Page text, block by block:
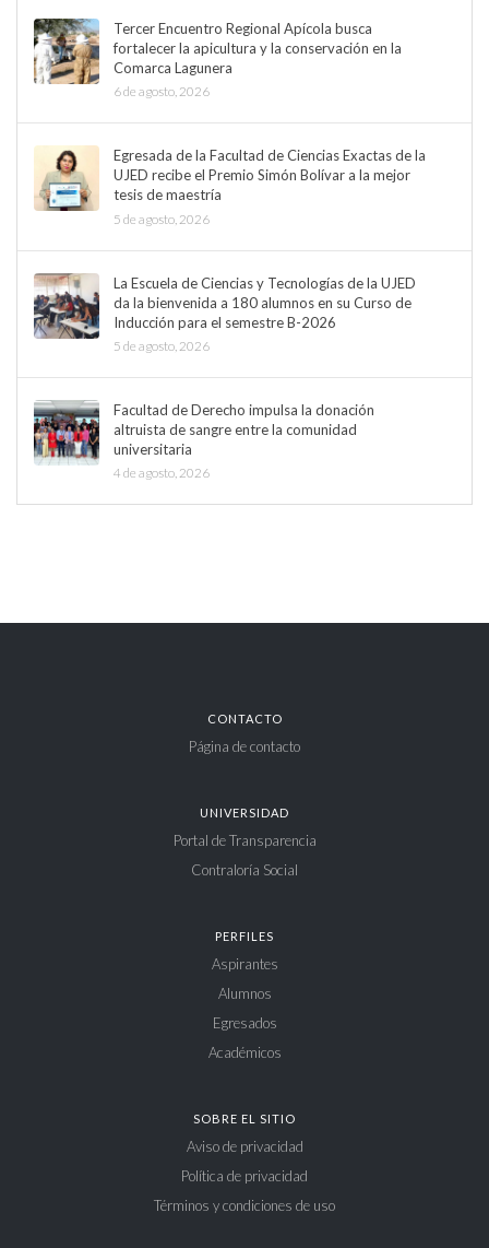
Tercer Encuentro Regional Apícola busca
fortalecer la apicultura y la conservación en la
Comarca Lagunera
6 de agosto, 2026
Egresada de la Facultad de Ciencias Exactas de la
UJED recibe el Premio Simón Bolívar a la mejor
tesis de maestría
5 de agosto, 2026
La Escuela de Ciencias y Tecnologías de la UJED
da la bienvenida a 180 alumnos en su Curso de
Inducción para el semestre B-2026
5 de agosto, 2026
Facultad de Derecho impulsa la donación
altruista de sangre entre la comunidad
universitaria
4 de agosto, 2026
CONTACTO
Página de contacto
UNIVERSIDAD
Portal de Transparencia
Contraloría Social
PERFILES
Aspirantes
Alumnos
Egresados
Académicos
SOBRE EL SITIO
Aviso de privacidad
Política de privacidad
Términos y condiciones de uso